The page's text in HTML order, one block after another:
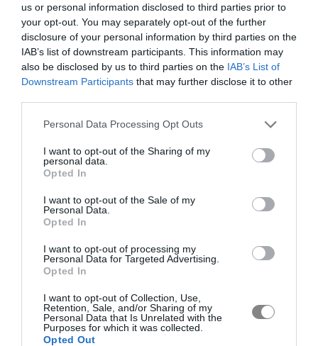
us or personal information disclosed to third parties prior to
your opt-out. You may separately opt-out of the further
disclosure of your personal information by third parties on the
IAB’s list of downstream participants. This information may
also be disclosed by us to third parties on the IAB’s List of
Downstream Participants that may further disclose it to other
Personal Data Processing Opt Outs
I want to opt-out of the Sharing of my
personal data.
Opted In
I want to opt-out of the Sale of my
Personal Data.
Opted In
I want to opt-out of processing my
Personal Data for Targeted Advertising.
Opted In
I want to opt-out of Collection, Use,
Retention, Sale, and/or Sharing of my
Personal Data that Is Unrelated with the
Purposes for which it was collected.
Opted Out